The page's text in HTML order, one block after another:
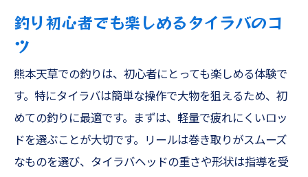
恵を感じる
天草でのヒラメ釣り攻略法
初めてでも安心のアコウ釣りガイド
釣りに最適なヒラメとアコウの時期
天草でおすすめの釣り装備
ヒラメとアコウで味わう海の幸
釣り初心者でも楽しめるタイラバのコ
ツ
熊本天草での釣りは、初心者にとっても楽しめる体験で
す。特にタイラバは簡単な操作で大物を狙えるため、初
めての釣りに最適です。まずは、軽量で疲れにくいロッ
ドを選ぶことが大切です。リールは巻き取りがスムーズ
なものを選び、タイラバヘッドの重さや形状は指導を受